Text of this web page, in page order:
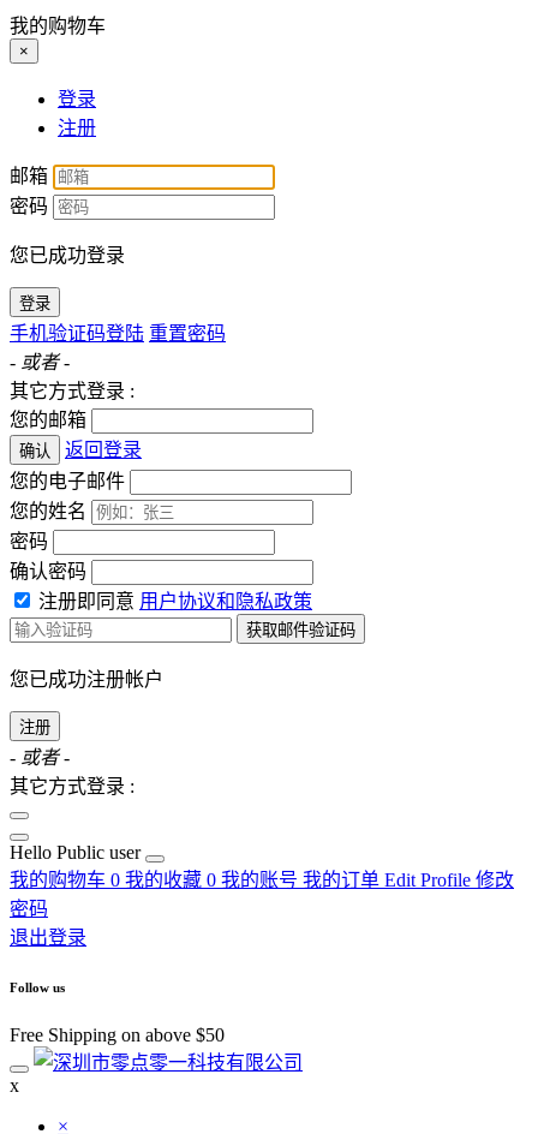
我的购物车
×
登录
注册
邮箱
密码
您已成功登录
登录
手机验证码登陆 重置密码
- 或者 -
其它方式登录 :
您的邮箱
确认
返回登录
您的电子邮件
您的姓名
密码
确认密码
注册即同意 用户协议和隐私政策
获取邮件验证码
您已成功注册帐户
注册
- 或者 -
其它方式登录 :
Hello Public user
我的购物车 0 我的收藏 0 我的账号 我的订单 Edit Profile 修改
密码
退出登录
Follow us
Free Shipping on above $50
x
×